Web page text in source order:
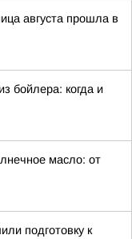
августа прошла в
бойлера: когда и
масло: от
подготовку к